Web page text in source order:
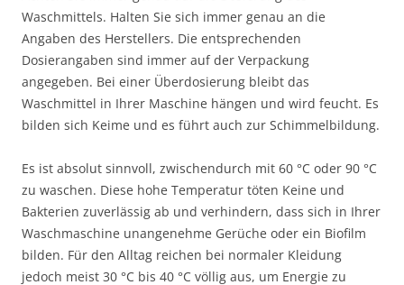
Waschmittels. Halten Sie sich immer genau an die
Angaben des Herstellers. Die entsprechenden
Dosierangaben sind immer auf der Verpackung
angegeben. Bei einer Überdosierung bleibt das
Waschmittel in Ihrer Maschine hängen und wird feucht. Es
bilden sich Keime und es führt auch zur Schimmelbildung.
Es ist absolut sinnvoll, zwischendurch mit 60 °C oder 90 °C
zu waschen. Diese hohe Temperatur töten Keine und
Bakterien zuverlässig ab und verhindern, dass sich in Ihrer
Waschmaschine unangenehme Gerüche oder ein Biofilm
bilden. Für den Alltag reichen bei normaler Kleidung
jedoch meist 30 °C bis 40 °C völlig aus, um Energie zu